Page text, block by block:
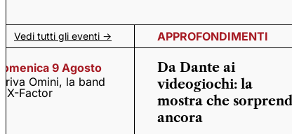
Vedi tutti gli eventi ->
Domenica 9 Agosto
Arriva Omini, la band
di X-Factor
APPROFONDIMENTI
Da Dante ai
videogiochi: la
mostra che
ancora